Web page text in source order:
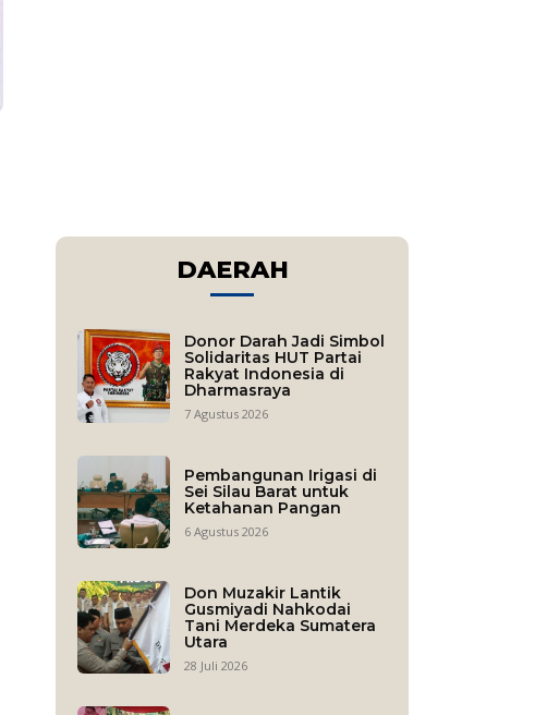
DAERAH
Donor Darah Jadi Simbol
Solidaritas HUT Partai
Rakyat Indonesia di
Dharmasraya
7 Agustus 2026
Pembangunan Irigasi di
Sei Silau Barat untuk
Ketahanan Pangan
6 Agustus 2026
Don Muzakir Lantik
Gusmiyadi Nahkodai
Tani Merdeka Sumatera
Utara
28 Juli 2026